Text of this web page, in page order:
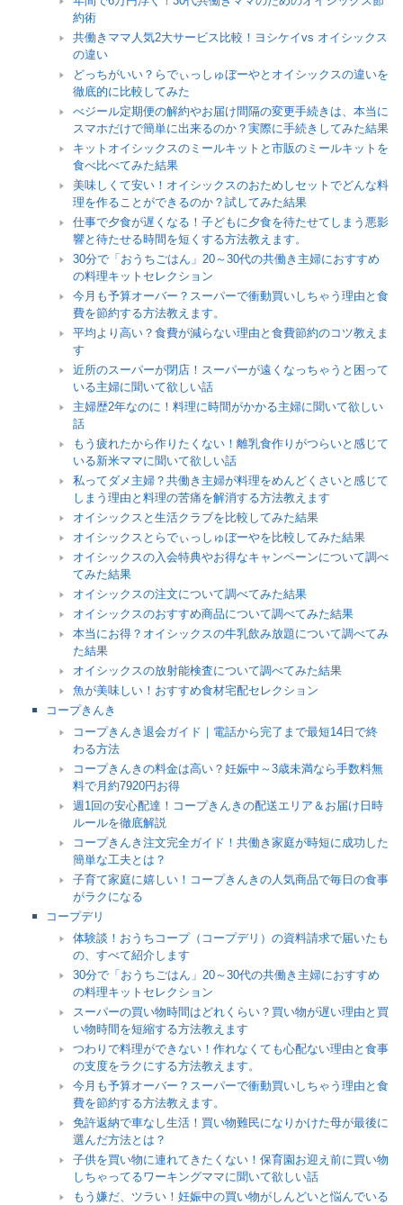
約術
共働きママ人気2大サービス比較！ヨシケイvs オイシックス
の違い
どっちがいい？らでぃっしゅぼーやとオイシックスの違いを
徹底的に比較してみた
べジール定期便の解約やお届け間隔の変更手続きは、本当に
スマホだけで簡単に出来るのか？実際に手続きしてみた結果
キットオイシックスのミールキットと市販のミールキットを
食べ比べてみた結果
美味しくて安い！オイシックスのおためしセットでどんな料
理を作ることができるのか？試してみた結果
仕事で夕食が遅くなる！子どもに夕食を待たせてしまう悪影
響と待たせる時間を短くする方法教えます。
30分で「おうちごはん」20～30代の共働き主婦におすすめ
の料理キットセレクション
今月も予算オーバー？スーパーで衝動買いしちゃう理由と食
費を節約する方法教えます。
平均より高い？食費が減らない理由と食費節約のコツ教えま
す
近所のスーパーが閉店！スーパーが遠くなっちゃうと困って
いる主婦に聞いて欲しい話
主婦歴2年なのに！料理に時間がかかる主婦に聞いて欲しい
話
もう疲れたから作りたくない！離乳食作りがつらいと感じて
いる新米ママに聞いて欲しい話
私ってダメ主婦？共働き主婦が料理をめんどくさいと感じて
しまう理由と料理の苦痛を解消する方法教えます
オイシックスと生活クラブを比較してみた結果
オイシックスとらでぃっしゅぼーやを比較してみた結果
オイシックスの入会特典やお得なキャンペーンについて調べ
てみた結果
オイシックスの注文について調べてみた結果
オイシックスのおすすめ商品について調べてみた結果
本当にお得？オイシックスの牛乳飲み放題について調べてみ
た結果
オイシックスの放射能検査について調べてみた結果
魚が美味しい！おすすめ食材宅配セレクション
コープきんき
コープきんき退会ガイド｜電話から完了まで最短14日で終
わる方法
コープきんきの料金は高い？妊娠中～3歳未満なら手数料無
料で月約7920円お得
週1回の安心配達！コープきんきの配送エリア＆お届け日時
ルールを徹底解説
コープきんき注文完全ガイド！共働き家庭が時短に成功した
簡単な工夫とは？
子育て家庭に嬉しい！コープきんきの人気商品で毎日の食事
がラクになる
コープデリ
体験談！おうちコープ（コープデリ）の資料請求で届いたも
の、すべて紹介します
30分で「おうちごはん」20～30代の共働き主婦におすすめ
の料理キットセレクション
スーパーの買い物時間はどれくらい？買い物が遅い理由と買
い物時間を短縮する方法教えます
つわりで料理ができない！作れなくても心配ない理由と食事
の支度をラクにする方法教えます。
今月も予算オーバー？スーパーで衝動買いしちゃう理由と食
費を節約する方法教えます。
免許返納で車なし生活！買い物難民になりかけた母が最後に
選んだ方法とは？
子供を買い物に連れてきたくない！保育園お迎え前に買い物
しちゃってるワーキングママに聞いて欲しい話
もう嫌だ、ツラい！妊娠中の買い物がしんどいと悩んでいる